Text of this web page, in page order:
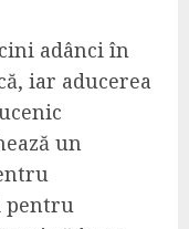
adânci în
iar aducerea
un
pentru